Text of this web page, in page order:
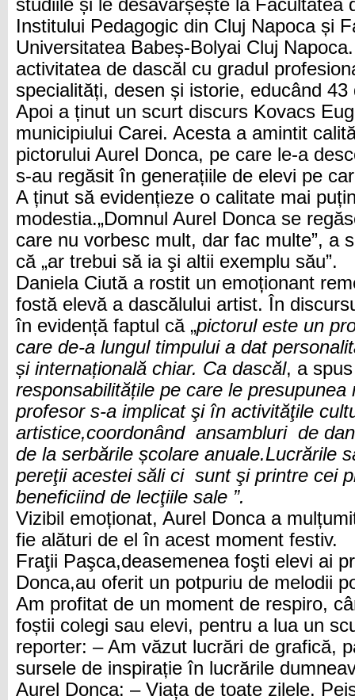
studiile și le desăvârșește la Facultatea
Institului Pedagogic din Cluj Napoca și
Universitatea Babeș-Bolyai Cluj
activitatea de dascăl cu gradul
specialități, desen și istorie, educând
Apoi a ținut un scurt discurs Kovacs
municipiului Carei. Acesta a amintit
pictorului Aurel Donca, pe care le-a
s-au regăsit în generațiile de elevi pe
A ținut să evidențieze o calitate mai
modestia.„Domnul Aurel Donca se
care nu vorbesc mult, dar fac multe”, a
că „ar trebui să ia şi altii exemplu său”.
Daniela Ciută a rostit un emoționant
fostă elevă a dascălului artist. În
în evidență faptul că „pictorul este un
care de-a lungul timpului a dat
și internațională chiar. Ca dascăl, a
responsabilitățile pe care le presupunea
profesor s-a implicat şi în activităţile
artistice,coordonând ansambluri de
de la serbările școlare anuale.Lucrările
pereţii acestei săli ci sunt şi printre cei
beneficiind de lecţiile sale ”.
Vizibil emoționat, Aurel Donca a
fie alături de el în acest moment festiv.
Fraţii Paşca,deasemenea foşti elevi ai
Donca,au oferit un potpuriu de melodii
Am profitat de un moment de respiro,
foștii colegi sau elevi, pentru a lua un
reporter: – Am văzut lucrări de grafică,
sursele de inspirație în lucrările
Aurel Donca: – Viața de toate zilele.